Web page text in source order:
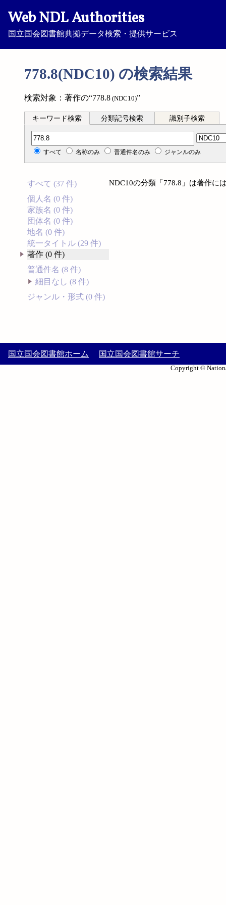
Web NDL Authorities
国立国会図書館典拠データ検索・提供サービス
778.8(NDC10) の検索結果
検索対象：著作の“778.8 (NDC10)”
キーワード検索 分類記号検索 識別子検索
分類記号検索
すべて 名称のみ 普通件名のみ ジャンルのみ
すべて (37 件)
個人名 (0 件)
家族名 (0 件)
団体名 (0 件)
地名 (0 件)
統一タイトル (29 件)
著作 (0 件)
普通件名 (8 件)
細目なし (8 件)
ジャンル・形式 (0 件)
NDC10の分類「778.8」は著作に
国立国会図書館ホーム 国立国会図書館サーチ
Copyright ©